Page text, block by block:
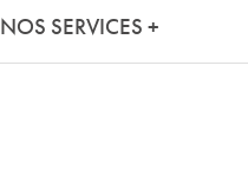
NOS SERVICES +